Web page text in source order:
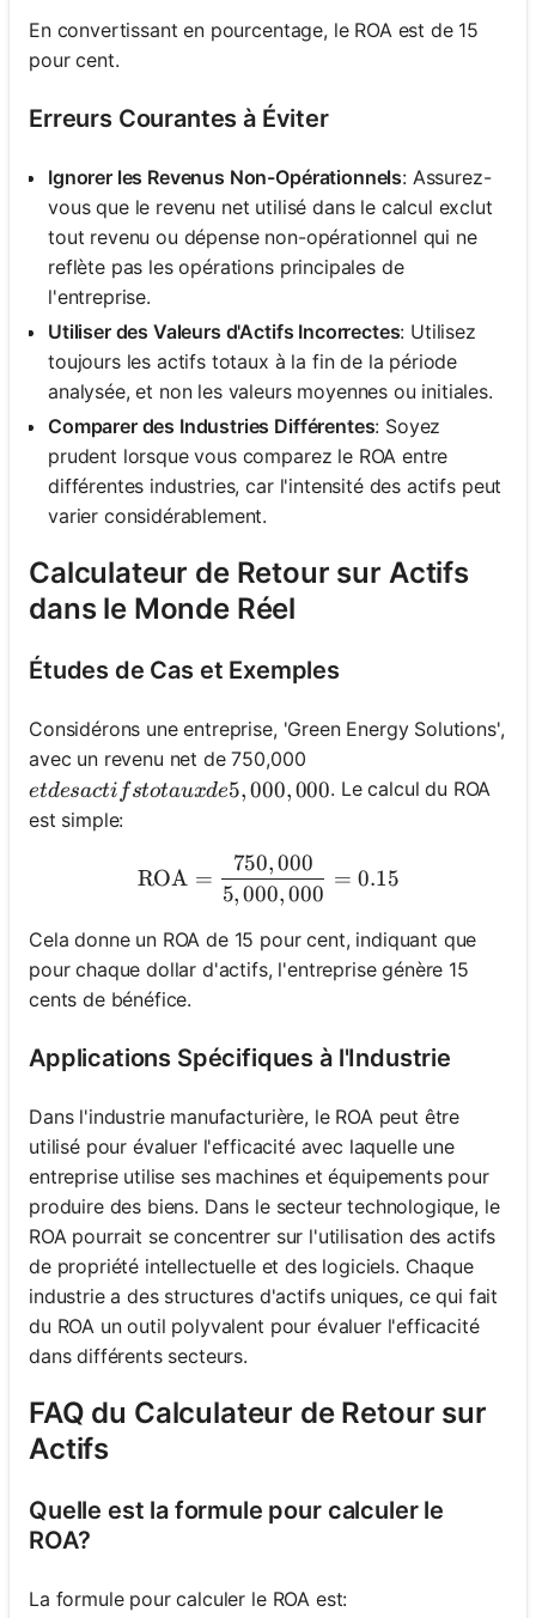
En convertissant en pourcentage, le ROA est de 15
pour cent.
Erreurs Courantes à Éviter
Ignorer les Revenus Non-Opérationnels: Assurez-
vous que le revenu net utilisé dans le calcul exclut
tout revenu ou dépense non-opérationnel qui ne
reflète pas les opérations principales de
l'entreprise.
Utiliser des Valeurs d'Actifs Incorrectes: Utilisez
toujours les actifs totaux à la fin de la période
analysée, et non les valeurs moyennes ou initiales.
Comparer des Industries Différentes: Soyez
prudent lorsque vous comparez le ROA entre
différentes industries, car l'intensité des actifs peut
varier considérablement.
Calculateur de Retour sur Actifs
dans le Monde Réel
Études de Cas et Exemples
Considérons une entreprise, 'Green Energy Solutions',
avec un revenu net de 750,000
et des actifs totaux de 5,000,000
etdesacti fstotauxde5,000,000. Le calcul du ROA
est simple:
\text{ROA} =
ROA =
5, 000,000
750,000
= 0.15
Cela donne un ROA de 15 pour cent, indiquant que
pour chaque dollar d'actifs, l'entreprise génère 15
cents de bénéfice.
Applications Spécifiques à l'Industrie
Dans l'industrie manufacturière, le ROA peut être
utilisé pour évaluer l'efficacité avec laquelle une
entreprise utilise ses machines et équipements pour
produire des biens. Dans le secteur technologique, le
ROA pourrait se concentrer sur l'utilisation des actifs
de propriété intellectuelle et des logiciels. Chaque
industrie a des structures d'actifs uniques, ce qui fait
du ROA un outil polyvalent pour évaluer l'efficacité
dans différents secteurs.
FAQ du Calculateur de Retour sur
Actifs
Quelle est la formule pour calculer le
ROA?
La formule pour calculer le ROA est: